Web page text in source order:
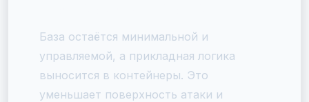
База остаётся минимальной и
управляемой, а прикладная логика
выносится в контейнеры. Это
уменьшает поверхность атаки и